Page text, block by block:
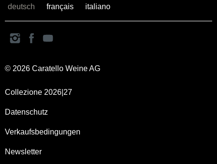
deutsch français italiano
© 2026 Caratello Weine AG
Collezione 2026|27
Datenschutz
Verkaufsbedingungen
Newsletter